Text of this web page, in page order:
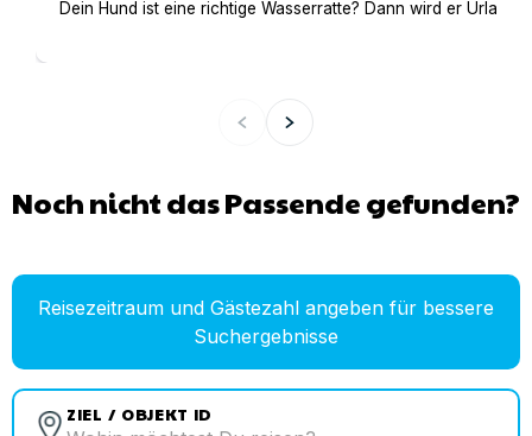
Dein Hund ist eine richtige Wasserratte? Dann wird er
Noch nicht das Passende gefunden?
Reisezeitraum und Gästezahl angeben für bessere
Suchergebnisse
ZIEL / OBJEKT ID